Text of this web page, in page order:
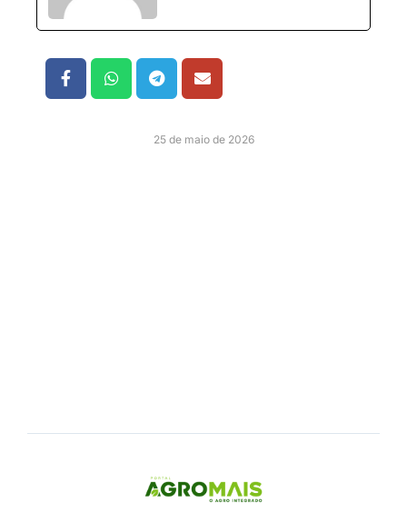
25 de maio de 2026